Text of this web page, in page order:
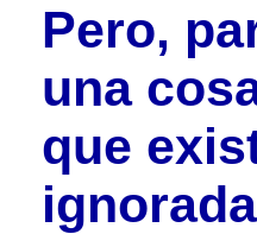
Pero,
una
que